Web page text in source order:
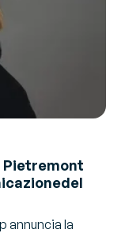
Pietremont
del
annuncia la